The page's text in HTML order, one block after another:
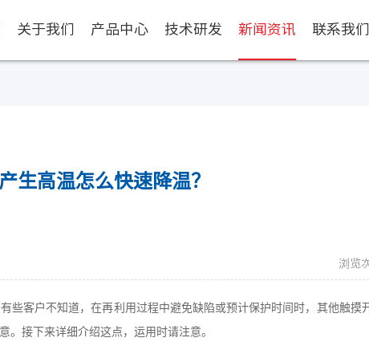
关于我们 产品中心 技术研发 新闻资讯 联系我们
生高温怎么快速降温？
浏览
些客户不知道，在再利用过程中避免缺陷或预计保护时间时，其他触摸
接下来详细介绍这点，运用时请注意。